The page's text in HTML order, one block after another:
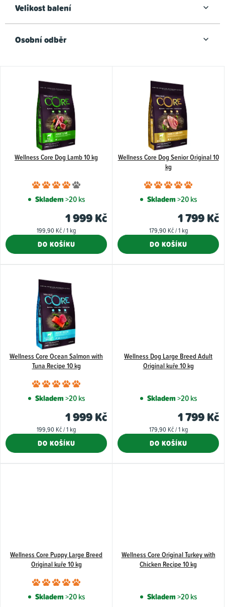
Velikost balení
Osobní odběr
t
ů
Wellness Core Dog Lamb 10 kg
Průměrné
hodnocení
je
4,0
Skladem>20 ks
1 999 Kč
Měrná
199,90 Kč / 1 kg
DO KOŠÍKU
Wellness Core Dog Senior Original 10
kg
je
5,0
Skladem>20 ks
1 799 Kč
Měrná
179,90 Kč / 1 kg
DO KOŠÍKU
Wellness Core Ocean Salmon with
Tuna Recipe 10 kg
Průměrné
hodnocení
je
5,0
Skladem>20 ks
1 999 Kč
Měrná
199,90 Kč / 1 kg
DO KOŠÍKU
Wellness Dog Large Breed Adult
Original kuře 10 kg
Skladem>20 ks
1 799 Kč
Měrná
179,90 Kč / 1 kg
DO KOŠÍKU
Wellness Core Puppy Large Breed
Original kuře 10 kg
Průměrné
hodnocení
Skladem>20 ks
Wellness Core Original Turkey with
Chicken Recipe 10 kg
Skladem>20 ks